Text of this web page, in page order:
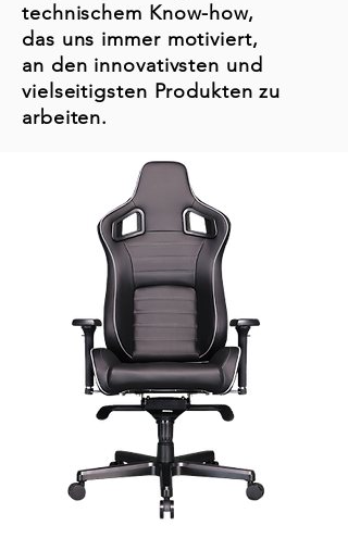
technischem Know-how,
das uns immer motiviert,
an den innovativsten und
vielseitigsten Produkten zu
arbeiten.